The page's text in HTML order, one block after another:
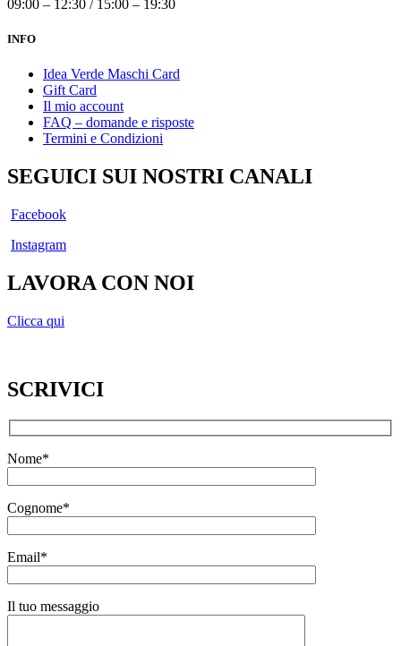
09:00 – 12:30 / 15:00 – 19:30
INFO
Idea Verde Maschi Card
Gift Card
Il mio account
FAQ – domande e risposte
Termini e Condizioni
SEGUICI SUI NOSTRI CANALI
Facebook
Instagram
LAVORA CON NOI
Clicca qui
SCRIVICI
Nome*
Cognome*
Email*
Il tuo messaggio